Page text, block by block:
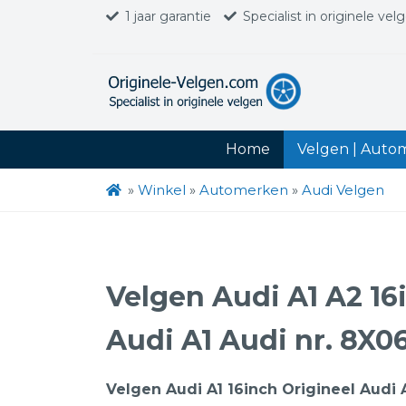
1 jaar garantie Specialist in originele
Home Velgen |
» Winkel » Automerken » Audi Velgen
Velgen Audi A1 A2
Audi A1 Audi nr.
Velgen Audi A1 16inch Origineel Audi